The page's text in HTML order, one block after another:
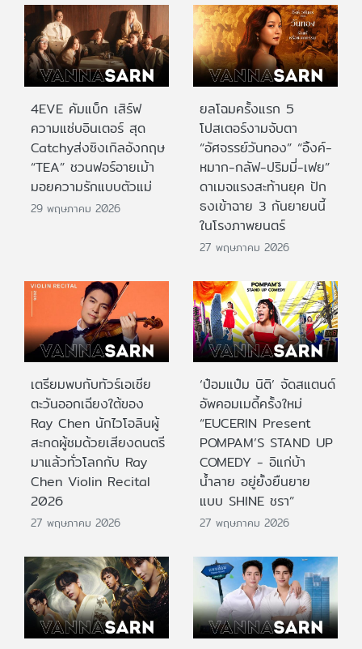
4EVE คัมแบ็ก เสิร์ฟ
ความแซ่บอินเตอร์ สุด
Catchyส่งซิงเกิลอังกฤษ
“TEA” ชวนฟอร์อายเม้า
มอยความรักแบบตัวแม่
29 พฤษภาคม 2026
ยลโฉมครั้งแรก 5
โปสเตอร์งามจับตา
“อัศจรรย์วันทอง” “อิ้งค์-
หมาก-กลัฟ-ปริมมี่-เฟย”
ดาเมจแรงสะท้านยุค ปัก
ธงเข้าฉาย 3 กันยายนนี้
ในโรงภาพยนตร์
27 พฤษภาคม 2026
เตรียมพบกับทัวร์เอเชีย
ตะวันออกเฉียงใต้ของ
Ray Chen นักไวโอลินผู้
สะกดผู้ชมด้วยเสียงดนตรี
มาแล้วทั่วโลกกับ Ray
Chen Violin Recital
2026
27 พฤษภาคม 2026
‘ป๋อมแป๋ม นิติ’ จัดสแตนด์
อัพคอมเมดี้ครั้งใหม่
“EUCERIN Present
POMPAM’S STAND UP
COMEDY - อิแก่บ้า
น้ำลาย อยู่ยั้งยืนยาย
แบบ SHINE ชรา”
27 พฤษภาคม 2026